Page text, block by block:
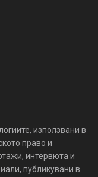
използвани в
право и
интервюта и
публикувани в